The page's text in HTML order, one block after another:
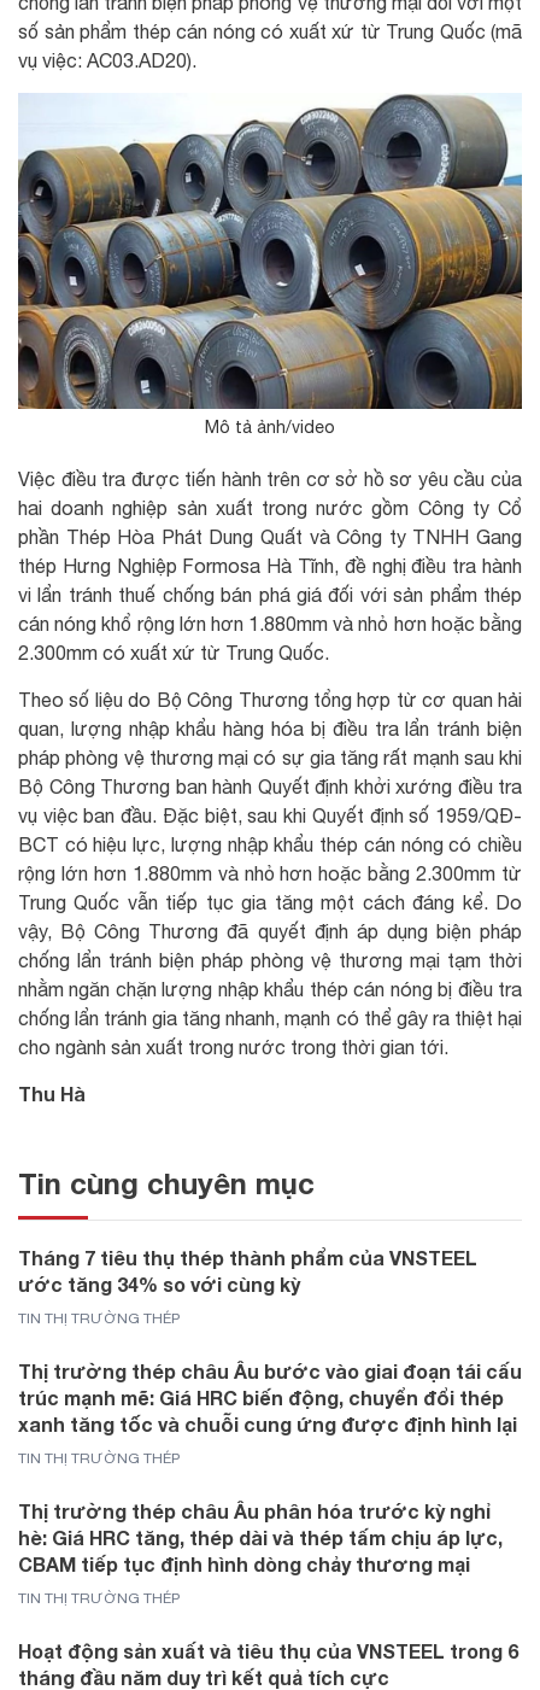
số sản phẩm thép cán nóng có xuất xứ từ Trung Quốc (mã
vụ việc: AC03.AD20).
Mô tả ảnh/video
Việc điều tra được tiến hành trên cơ sở hồ sơ yêu cầu của
hai doanh nghiệp sản xuất trong nước gồm Công ty Cổ
phần Thép Hòa Phát Dung Quất và Công ty TNHH Gang
thép Hưng Nghiệp Formosa Hà Tĩnh, đề nghị điều tra hành
vi lẩn tránh thuế chống bán phá giá đối với sản phẩm thép
cán nóng khổ rộng lớn hơn 1.880mm và nhỏ hơn hoặc bằng
2.300mm có xuất xứ từ Trung Quốc.
Theo số liệu do Bộ Công Thương tổng hợp từ cơ quan hải
quan, lượng nhập khẩu hàng hóa bị điều tra lẩn tránh biện
pháp phòng vệ thương mại có sự gia tăng rất mạnh sau khi
Bộ Công Thương ban hành Quyết định khởi xướng điều tra
vụ việc ban đầu. Đặc biệt, sau khi Quyết định số 1959/QĐ-
BCT có hiệu lực, lượng nhập khẩu thép cán nóng có chiều
rộng lớn hơn 1.880mm và nhỏ hơn hoặc bằng 2.300mm từ
Trung Quốc vẫn tiếp tục gia tăng một cách đáng kể. Do
vậy, Bộ Công Thương đã quyết định áp dụng biện pháp
chống lẩn tránh biện pháp phòng vệ thương mại tạm thời
nhằm ngăn chặn lượng nhập khẩu thép cán nóng bị điều tra
chống lẩn tránh gia tăng nhanh, mạnh có thể gây ra thiệt hại
cho ngành sản xuất trong nước trong thời gian tới.
Thu Hà
Tin cùng chuyên mục
Tháng 7 tiêu thụ thép thành phẩm của VNSTEEL
ước tăng 34% so với cùng kỳ
TIN THỊ TRƯỜNG THÉP
Thị trường thép châu Âu bước vào giai đoạn tái cấu
trúc mạnh mẽ: Giá HRC biến động, chuyển đổi thép
xanh tăng tốc và chuỗi cung ứng được định hình lại
TIN THỊ TRƯỜNG THÉP
Thị trường thép châu Âu phân hóa trước kỳ nghỉ
hè: Giá HRC tăng, thép dài và thép tấm chịu áp lực,
CBAM tiếp tục định hình dòng chảy thương mại
TIN THỊ TRƯỜNG THÉP
Hoạt động sản xuất và tiêu thụ của VNSTEEL trong 6
tháng đầu năm duy trì kết quả tích cực